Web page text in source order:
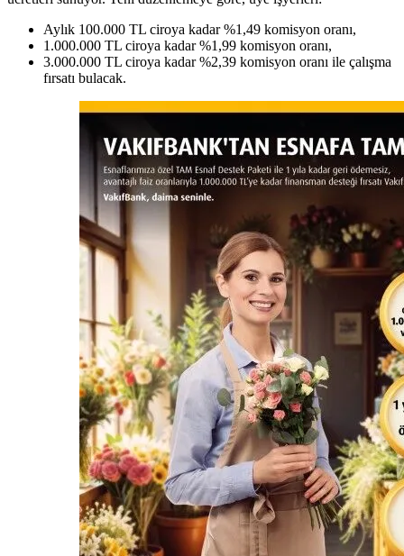
Aylık 100.000 TL ciroya kadar %1,49 komisyon oranı,
1.000.000 TL ciroya kadar %1,99 komisyon oranı,
3.000.000 TL ciroya kadar %2,39 komisyon oranı ile çalışma
fırsatı bulacak.